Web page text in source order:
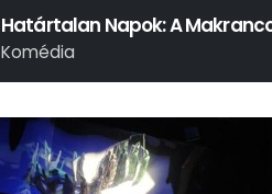
Határtalan Napok: A
Komédia